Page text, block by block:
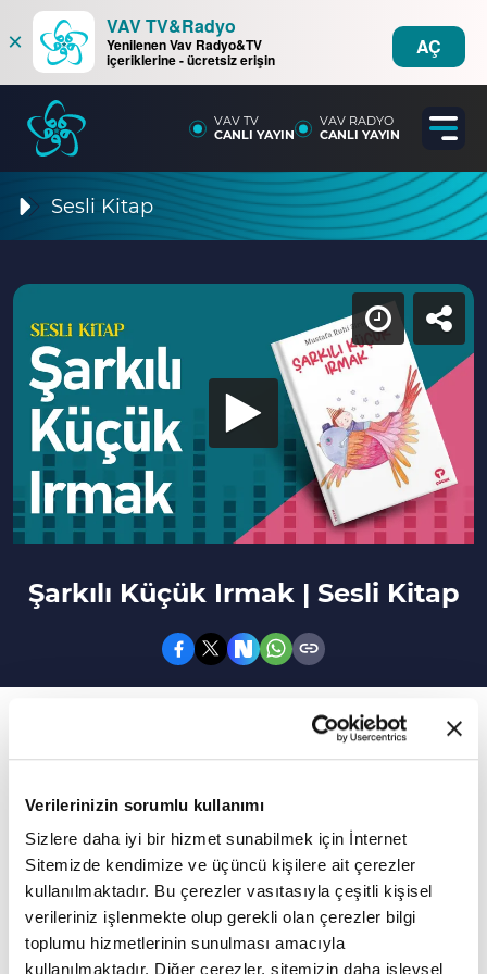
Verilerinizin sorumlu kullanımı
Sizlere daha iyi bir hizmet sunabilmek için İnternet
Sitemizde kendimize ve üçüncü kişilere ait çerezler
kullanılmaktadır. Bu çerezler vasıtasıyla çeşitli kişisel
verileriniz işlenmekte olup gerekli olan çerezler bilgi
toplumu hizmetlerinin sunulması amacıyla
kullanılmaktadır. Diğer çerezler, sitemizin daha işlevsel
×
VAV TV&Radyo
Yenilenen Vav Radyo&TV
içeriklerine - ücretsiz erişin
AÇ
VAV TV
CANLI YAYIN
VAV RADYO
CANLI YAYIN
Sesli Kitap
Şarkılı Küçük Irmak | Sesli Kitap
Şiir ırmağı ve masal ırmağının yan yana aktığı
Şarkılı Küçük Irmak, masal edebiyatçımız
Mustafa Ruhi Şirin'in yıllar boyunca çocuklar
için yazdığı masallardan oluşturduğu bir seçki.